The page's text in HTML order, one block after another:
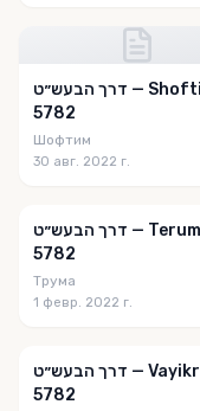
דרך הבעש״ט — Shoftim
5782
Шофтим
30 авг. 2022 г.
דרך הבעש״ט — Terumah
5782
Трума
1 февр. 2022 г.
דרך הבעש״ט — Vayikra
5782